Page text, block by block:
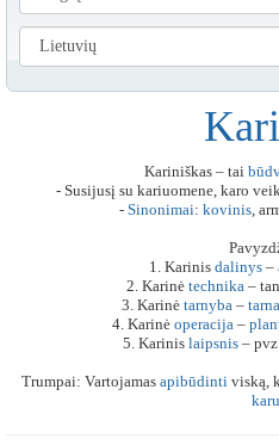
Kariniškas – tai
- Susijusį su kariuomene, karo
- Sinonimai: kovinis,
1. Karinis dalinys–
2. Karinė technika–
3. Karinė tarnyba–
4. Karinė operacija–
5. Karinis laipsnis –
Trumpai: Vartojamas apibūdinti viską,
karu